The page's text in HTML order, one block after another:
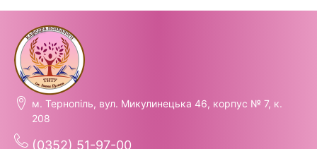
м. Тернопіль, вул. Микулинецька 46, корпус № 7, к.
208
(0352) 51-97-00